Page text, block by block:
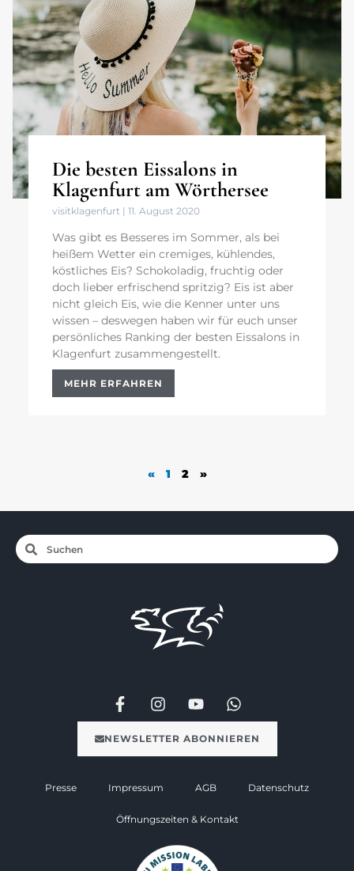
Die besten Eissalons in
Klagenfurt am Wörthersee
visitklagenfurt 11. August 2020
Was gibt es Besseres im Sommer, als bei
heißem Wetter ein cremiges, kühlendes,
köstliches Eis? Schokoladig, fruchtig oder
doch lieber erfrischend spritzig? Eis ist aber
nicht gleich Eis, wie die Kenner unter uns
wissen – deswegen haben wir für euch unser
persönliches Ranking der besten Eissalons in
Klagenfurt zusammengestellt.
MEHR ERFAHREN
« 1 2 »
NEWSLETTER ABONNIEREN
Presse Impressum AGB Datenschutz
Öffnungszeiten & Kontakt